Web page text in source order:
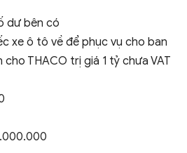
dư bên có
xe ô tô về để phục vụ cho ban
THACO trị giá 1 tỷ chưa VAT